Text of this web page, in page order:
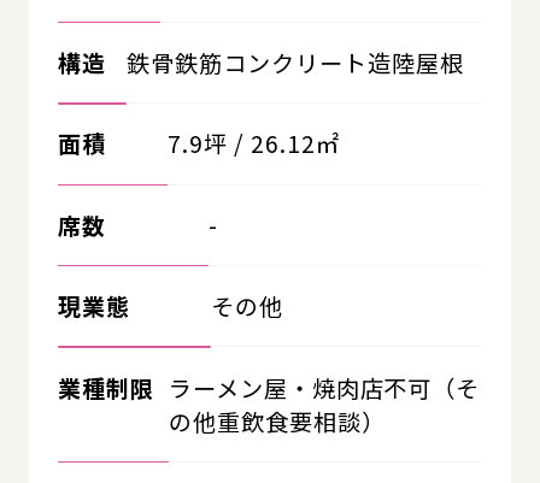
構造 鉄骨鉄筋コンクリート造陸屋根
面積 7.9坪 / 26.12㎡
席数 -
現業態 その他
業種制限 ラーメン屋・焼肉店不可（そ
の他重飲食要相談）